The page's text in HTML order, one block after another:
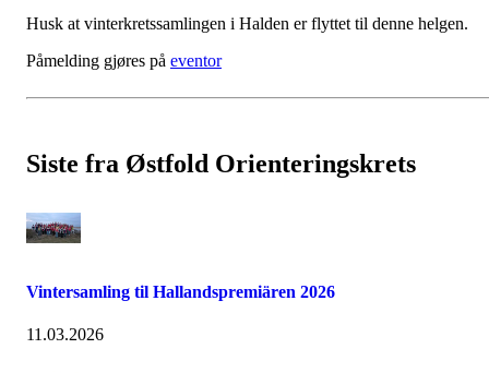
Husk at vinterkretssamlingen i Halden er flyttet til denne helgen.
Påmelding gjøres på eventor
Siste fra Østfold Orienteringskrets
Vintersamling til Hallandspremiären 2026
11.03.2026